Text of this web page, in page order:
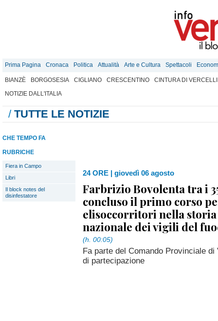
Prima Pagina Cronaca Politica Attualità Arte e Cultura Spettacoli
BIANZÈ BORGOSESIA CIGLIANO CRESCENTINO
CINTURA DI VERCELLI
NOTIZIE DALL'ITALIA
/ TUTTE LE NOTIZIE
CHE TEMPO FA
RUBRICHE
Fiera in Campo
Libri
Il block notes del
disinfestatore
24 ORE | giovedì 06 agosto
Farbrizio Bovolenta tra i
concluso il primo corso
elisoccorritori nella
nazionale dei vigili del
(h. 00:05)
Fa parte del Comando Provinciale
di partecipazione